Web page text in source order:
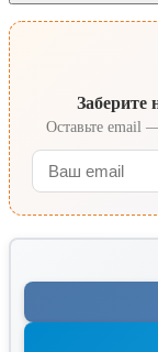
Заберите
Оставьте email